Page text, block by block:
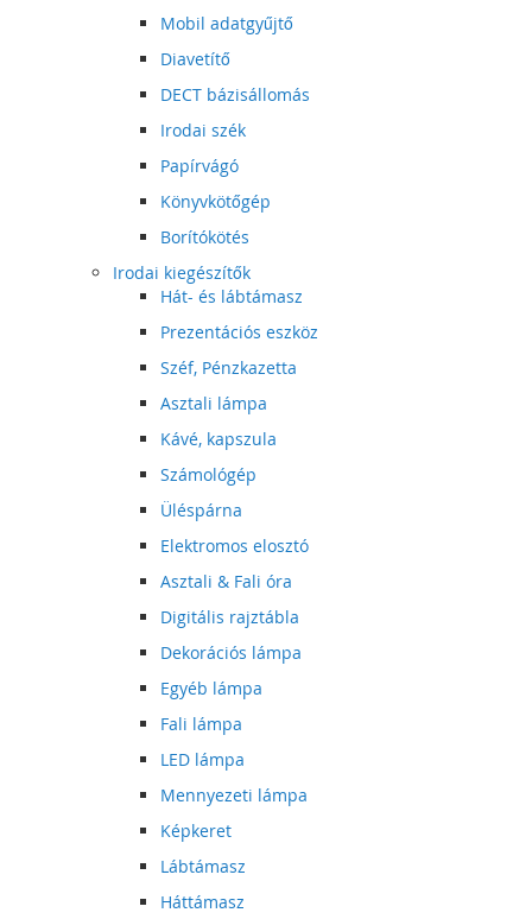
Mobil adatgyűjtő
Diavetítő
DECT bázisállomás
Irodai szék
Papírvágó
Könyvkötőgép
Borítókötés
Irodai kiegészítők
Hát- és lábtámasz
Prezentációs eszköz
Széf, Pénzkazetta
Asztali lámpa
Kávé, kapszula
Számológép
Üléspárna
Elektromos elosztó
Asztali & Fali óra
Digitális rajztábla
Dekorációs lámpa
Egyéb lámpa
Fali lámpa
LED lámpa
Mennyezeti lámpa
Képkeret
Lábtámasz
Háttámasz